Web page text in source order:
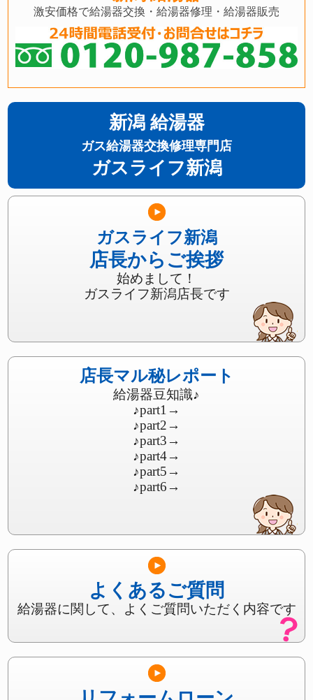
激安価格で給湯器交換・給湯器修理・給湯器販売
新潟 給湯器
ガス給湯器交換修理専門店
ガスライフ新潟
ガスライフ新潟
店長からご挨拶
始めまして！
ガスライフ新潟店長です
店長マル秘レポート
給湯器豆知識♪
♪part1→
♪part2→
♪part3→
♪part4→
♪part5→
♪part6→
よくあるご質問
給湯器に関して、よくご質問いただく内容です